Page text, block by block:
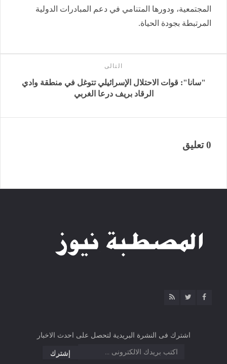
المجتمعية، ودورها المتنامي في دعم المبادرات الدولية
المرتبطة بجودة الحياة.
التالى
"سانا": قوات الاحتلال الإسرائيلي تتوغل في منطقة وادي
الرقاد ‏بريف درعا الغربي‎
0 تعليق
اشترك فى النشرة البريدية لتحصل على احدث الاخبار